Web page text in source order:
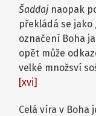
Šaddaj naopak
překládá se jako
označení Boha
opět může
velké množsví
[xvi]
Celá víra v Boha